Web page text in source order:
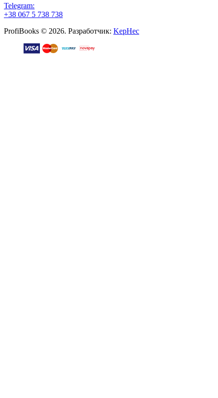
Telegram:
+38 067 5 738 738
ProfiBooks © 2026. Разработчик: KepHec